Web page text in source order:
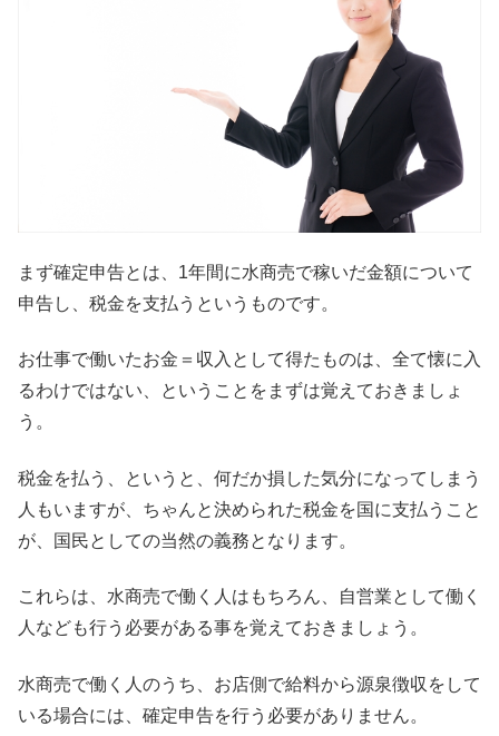
まず確定申告とは、1年間に水商売で稼いだ金額について
申告し、税金を支払うというものです。
お仕事で働いたお金＝収入として得たものは、全て懐に入
るわけではない、ということをまずは覚えておきましょ
う。
税金を払う、というと、何だか損した気分になってしまう
人もいますが、ちゃんと決められた税金を国に支払うこと
が、国民としての当然の義務となります。
これらは、水商売で働く人はもちろん、自営業として働く
人なども行う必要がある事を覚えておきましょう。
水商売で働く人のうち、お店側で給料から源泉徴収をして
いる場合には、確定申告を行う必要がありません。